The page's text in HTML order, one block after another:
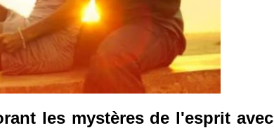
les mystères de l'esprit avec